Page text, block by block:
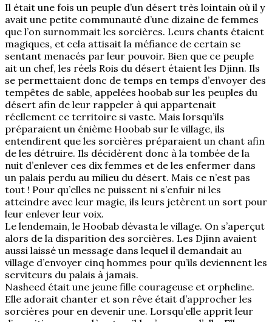
Il était une fois un peuple d’un désert très lointain où il y
avait une petite communauté d’une dizaine de femmes
que l’on surnommait les sorcières. Leurs chants étaient
magiques, et cela attisait la méfiance de certain se
sentant menacés par leur pouvoir. Bien que ce peuple
ait un chef, les réels Rois du désert étaient les Djinn. Ils
se permettaient donc de temps en temps d’envoyer des
tempêtes de sable, appelées hoobab sur les peuples du
désert afin de leur rappeler à qui appartenait
réellement ce territoire si vaste. Mais lorsqu’ils
préparaient un énième Hoobab sur le village, ils
entendirent que les sorcières préparaient un chant afin
de les détruire. Ils décidèrent donc à la tombée de la
nuit d’enlever ces dix femmes et de les enfermer dans
un palais perdu au milieu du désert. Mais ce n’est pas
tout ! Pour qu’elles ne puissent ni s’enfuir ni les
atteindre avec leur magie, ils leurs jetèrent un sort pour
leur enlever leur voix.
Le lendemain, le Hoobab dévasta le village. On s’aperçut
alors de la disparition des sorcières. Les Djinn avaient
aussi laissé un message dans lequel il demandait au
village d’envoyer cinq hommes pour qu’ils deviennent les
serviteurs du palais à jamais.
Nasheed était une jeune fille courageuse et orpheline.
Elle adorait chanter et son rêve était d’approcher les
sorcières pour en devenir une. Lorsqu’elle apprit leur